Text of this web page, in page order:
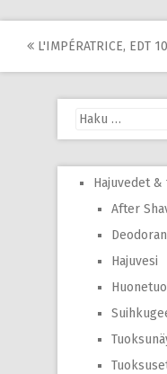
Post
navigation
L'IMPÉRATRICE, EDT
Haku:
Hajuvedet
After
Hajuvesi